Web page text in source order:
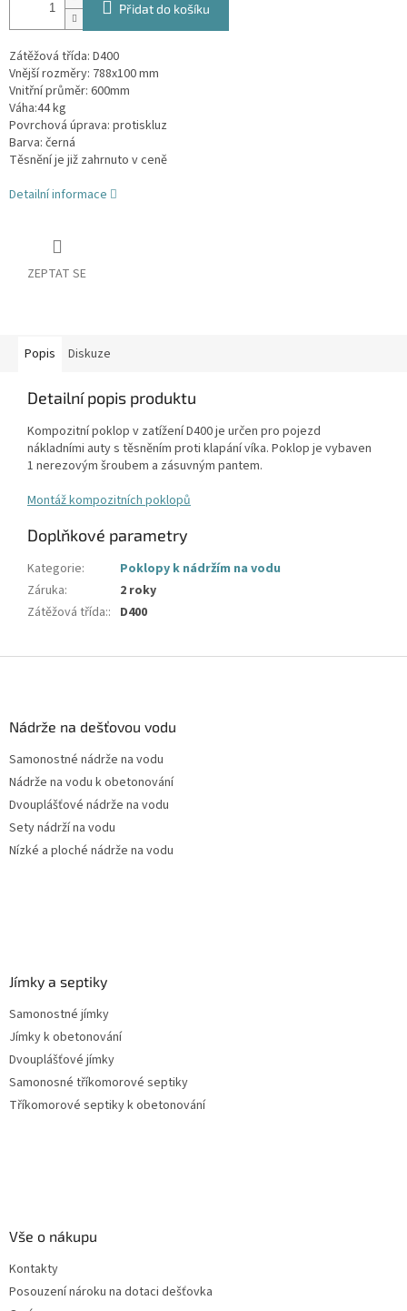
Přidat do košíku
Zátěžová třída: D400
Vnější rozměry: 788x100 mm
Vnitřní průměr: 600mm
Váha:44 kg
Povrchová úprava: protiskluz
Barva: černá
Těsnění je již zahrnuto v ceně
Detailní informace
ZEPTAT SE
Popis Diskuze
Detailní popis produktu
Kompozitní poklop v zatížení D400 je určen pro pojezd
nákladními auty s těsněním proti klapání víka. Poklop je vybaven
1 nerezovým šroubem a zásuvným pantem.
Montáž kompozitních poklopů
Doplňkové parametry
Kategorie:
Poklopy k nádržím na vodu
Záruka:
2 roky
Zátěžová třída:: D400
Nádrže na dešťovou vodu
Samonostné nádrže na vodu
Nádrže na vodu k obetonování
Dvouplášťové nádrže na vodu
Sety nádrží na vodu
Nízké a ploché nádrže na vodu
Jímky a septiky
Samonostné jímky
Jímky k obetonování
Dvouplášťové jímky
Samonosné tříkomorové septiky
Tříkomorové septiky k obetonování
Vše o nákupu
Kontakty
Posouzení nároku na dotaci dešťovka